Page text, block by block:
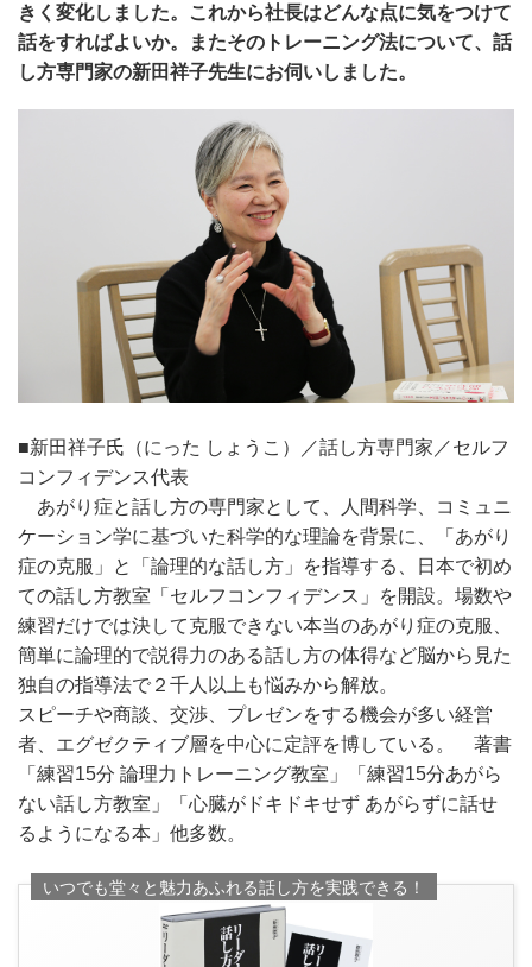
きく変化しました。これから社長はどんな点に気をつけて
話をすればよいか。またそのトレーニング法について、話
し方専門家の新田祥子先生にお伺いしました。
■新田祥子氏（にった しょうこ）／話し方専門家／セルフ
コンフィデンス代表
あがり症と話し方の専門家として、人間科学、コミュニ
ケーション学に基づいた科学的な理論を背景に、「あがり
症の克服」と「論理的な話し方」を指導する、日本で初め
ての話し方教室「セルフコンフィデンス」を開設。場数や
練習だけでは決して克服できない本当のあがり症の克服、
簡単に論理的で説得力のある話し方の体得など脳から見た
独自の指導法で２千人以上も悩みから解放。
スピーチや商談、交渉、プレゼンをする機会が多い経営
者、エグゼクティブ層を中心に定評を博している。 著書
「練習15分 論理力トレーニング教室」「練習15分あがら
ない話し方教室」「心臓がドキドキせず あがらずに話せ
るようになる本」他多数。
いつでも堂々と魅力あふれる話し方を実践できる！